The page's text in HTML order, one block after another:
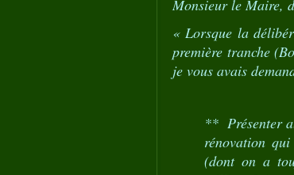
Monsieur le Maire,
« Lorsque la
première tranche
je vous avais
** Présenter
rénovation
(dont on a